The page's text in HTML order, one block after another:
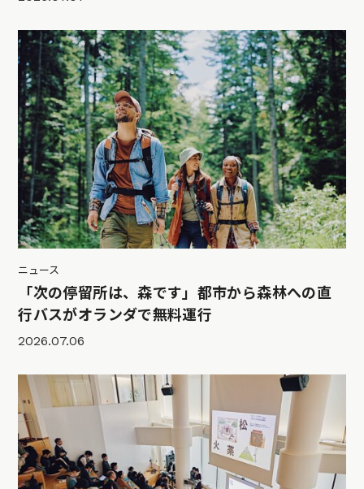
ニュース
「次の停留所は、森です」都市から森林への直
行バスがオランダで無料運行
2026.07.06